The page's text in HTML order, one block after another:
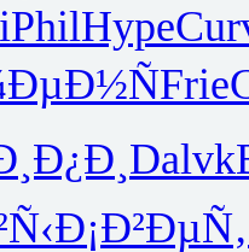
PhilHype
Frie
Dalv
Ð¡Ð²ÐµÑ‚